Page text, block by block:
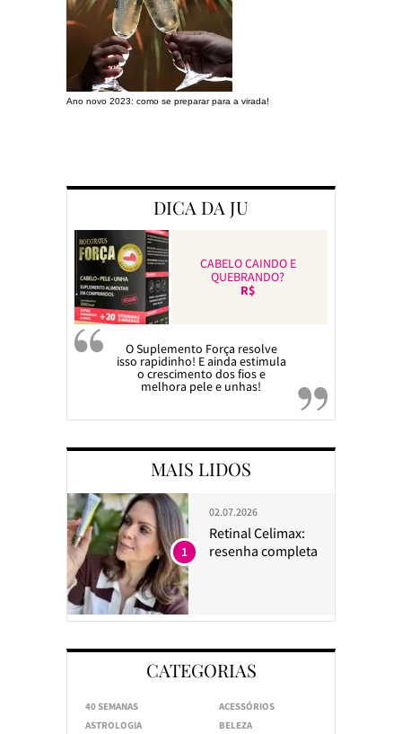
Ano novo 2023: como se preparar para a virada!
DICA DA JU
CABELO CAINDO E
QUEBRANDO?
R$
O Suplemento Força resolve
isso rapidinho! E ainda estimula
o crescimento dos fios e
melhora pele e unhas!
MAIS LIDOS
02.07.2026
Retinal Celimax:
resenha completa
1
CATEGORIAS
40 SEMANAS
ACESSÓRIOS
ASTROLOGIA
BELEZA